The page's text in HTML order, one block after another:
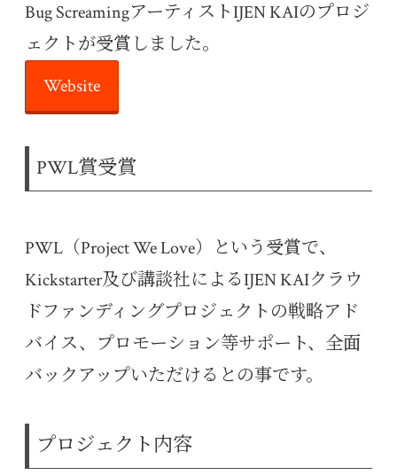
Bug ScreamingアーティストIJEN KAIのプロジ
ェクトが受賞しました。
Website
PWL賞受賞
PWL（Project We Love）という受賞で、
Kickstarter及び講談社によるIJEN KAIクラウ
ドファンディングプロジェクトの戦略アド
バイス、プロモーション等サポート、全面
バックアップいただけるとの事です。
プロジェクト内容